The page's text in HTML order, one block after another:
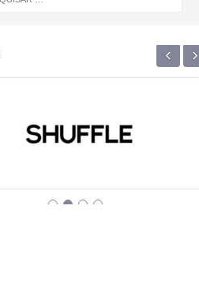
‹ ›